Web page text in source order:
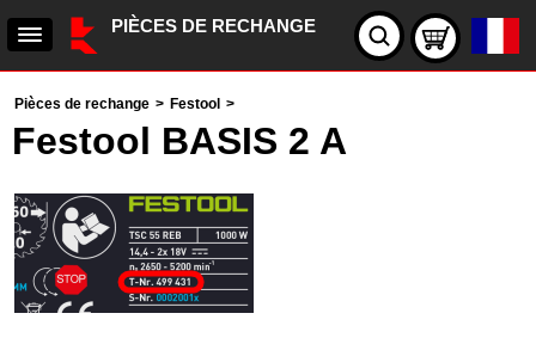
PIÈCES DE RECHANGE
Pièces de rechange > Festool >
Festool BASIS 2 A